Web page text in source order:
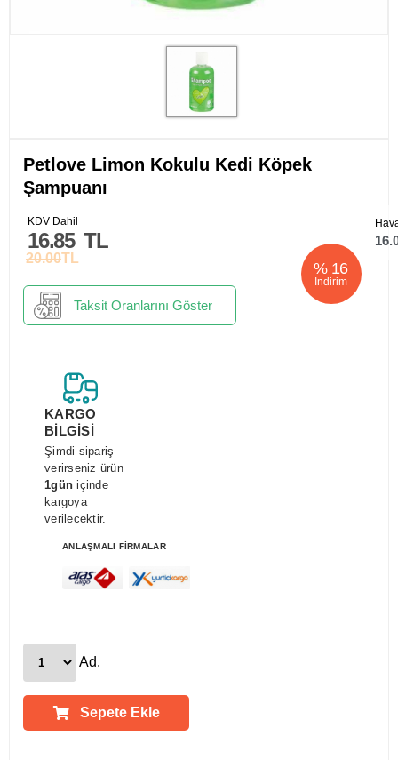
Petlove Limon Kokulu Kedi Köpek
Şampuanı
% 16
İndirim
20.00TL
16.85 TL
KDV Dahil
Taksit Oranlarını Göster
KARGO
BİLGİSİ
Şimdi sipariş
verirseniz ürün
1gün içinde
kargoya
verilecektir.
ANLAŞMALI FİRMALAR
Ad.
Sepete Ekle